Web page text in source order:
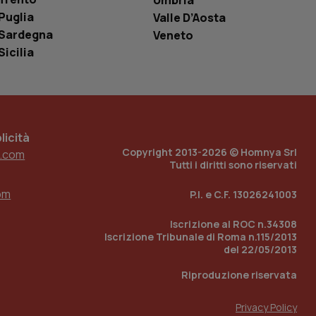
Valle D’Aosta
Veneto
Copyright 2013-2026 © Homnya Srl
Tutti i diritti sono riservati
P.I. e C.F. 13026241003
Iscrizione al ROC n.34308
Iscrizione Tribunale di Roma n.115/2013
del 22/05/2013
Riproduzione riservata
Privacy Policy
in cui viene
sito, ma un
di accesso per
Analytics
per mantenere
traccia
incorporati
del sito web sta
di
traccia